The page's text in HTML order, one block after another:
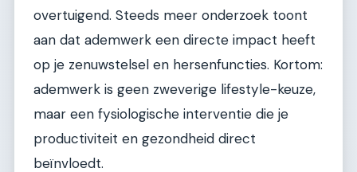
overtuigend. Steeds meer onderzoek toont
aan dat ademwerk een directe impact heeft
op je zenuwstelsel en hersenfuncties. Kortom:
ademwerk is geen zweverige lifestyle-keuze,
maar een fysiologische interventie die je
productiviteit en gezondheid direct
beïnvloedt.